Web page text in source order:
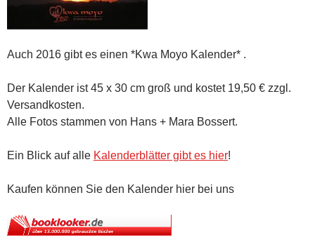
Auch 2016 gibt es einen *Kwa Moyo Kalender* .
Der Kalender ist 45 x 30 cm groß und kostet 19,50 € zzgl.
Versandkosten.
Alle Fotos stammen von Hans + Mara Bossert.
Ein Blick auf alle Kalenderblätter gibt es hier!
Kaufen können Sie den Kalender hier bei uns